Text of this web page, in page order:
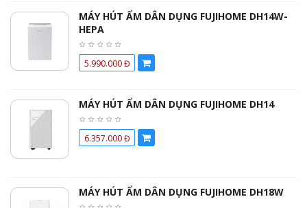
MÁY HÚT ẨM DÂN DỤNG FUJIHOME DH14W-
HEPA
5.990.000 Đ
MÁY HÚT ẨM DÂN DỤNG FUJIHOME DH14
6.357.000 Đ
MÁY HÚT ẨM DÂN DỤNG FUJIHOME DH18W